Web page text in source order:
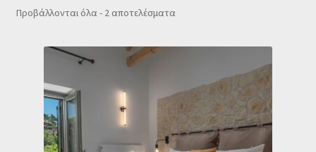
Κατάστημα
Ο λογαριασμός μου
Προβάλλονται όλα - 2 αποτελέσματαSorted